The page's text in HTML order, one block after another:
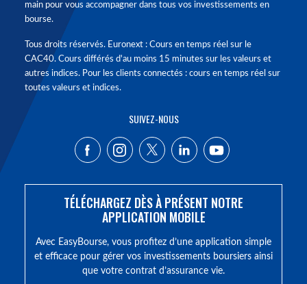
main pour vous accompagner dans tous vos investissements en
bourse.
Tous droits réservés. Euronext : Cours en temps réel sur le
CAC40. Cours différés d'au moins 15 minutes sur les valeurs et
autres indices. Pour les clients connectés : cours en temps réel sur
toutes valeurs et indices.
SUIVEZ-NOUS
TÉLÉCHARGEZ DÈS À PRÉSENT NOTRE
APPLICATION MOBILE
Avec EasyBourse, vous profitez d’une application simple
et efficace pour gérer vos investissements boursiers ainsi
que votre contrat d’assurance vie.